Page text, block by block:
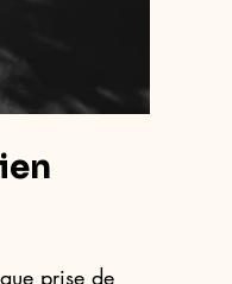
prise de